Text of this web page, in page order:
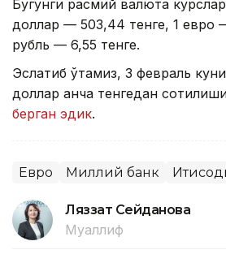
Бугунги расмий валюта
доллар — 503,44 тенге, 1 евро
рубль — 6,55 тенге.
Эслатиб ўтамиз, 3 февраль
доллар қанча тенгедан
берган эдик.
Евро Миллий банк
Ляззат Сейданова
Муаллиф